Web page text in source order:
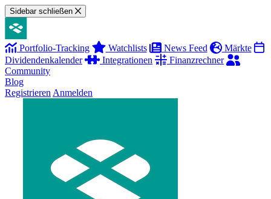
Sidebar schließen
Portfolio-Tracking Watchlists News Feed
Märkte
Dividendenkalender
Integrationen
Finanzrechner
Community
Blog
Registrieren Anmelden